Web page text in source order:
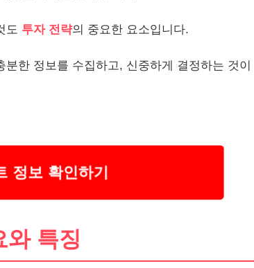
도 투자 전략의 중요한 요소입니다.
한 정보를 수집하고, 신중하게 결정하는 것이
정보 확인하기
와 특징